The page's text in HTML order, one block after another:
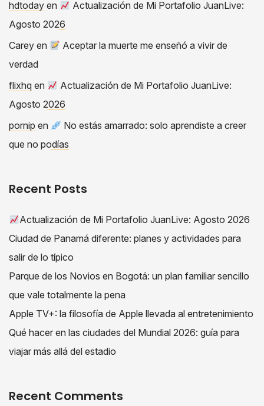
hdtoday en
Actualización de Mi Portafolio JuanLive:
Agosto 2026
Carey en
Aceptar la muerte me enseñó a vivir de
verdad
flixhq en
Actualización de Mi Portafolio JuanLive:
Agosto 2026
pornip en
No estás amarrado: solo aprendiste a creer
que no podías
Recent Posts
Actualización de Mi Portafolio JuanLive: Agosto 2026
Ciudad de Panamá diferente: planes y actividades para
salir de lo típico
Parque de los Novios en Bogotá: un plan familiar sencillo
que vale totalmente la pena
Apple TV+: la filosofía de Apple llevada al entretenimiento
Qué hacer en las ciudades del Mundial 2026: guía para
viajar más allá del estadio
Recent Comments